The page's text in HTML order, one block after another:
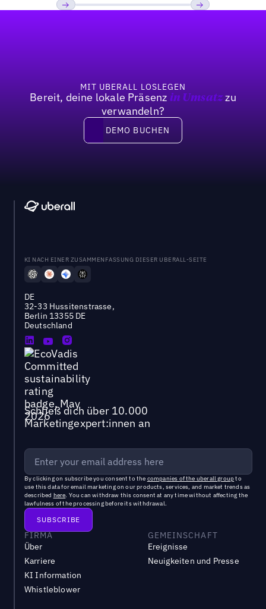
MIT UBERALL LOSLEGEN
Bereit, deine lokale Präsenz in Umsatzzu
verwandeln?
DEMO BUCHEN
DEMO BUCHEN
KI NACH EINER ZUSAMMENFASSUNG DIESER UBERALL-SEITE
DE
32-33 Hussitenstrasse,
Berlin 13355 DE
Deutschland
Schließ dich über 10.000
Marketingexpert:innen an
By clicking on subscribe you consent to the companies of the uberall groupto
use this data for email marketing on our products, services, and market trends as
described here. You can withdraw this consent at any time without affecting the
lawfulness of the processing before its withdrawal.
FIRMA
Über
Karriere
KI Information
Whistleblower
GEMEINSCHAFT
Ereignisse
Neuigkeiten und Presse